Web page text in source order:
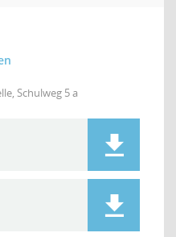
Schulweg 5 a